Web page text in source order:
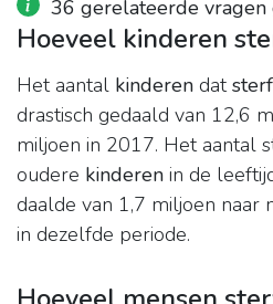
36 gerelateerde vragen
Hoeveel kinderen
Het aantal kinderen dat
drastisch gedaald van 12,6
miljoen in 2017. Het aantal
oudere kinderen in de
daalde van 1,7 miljoen naar
in dezelfde periode.